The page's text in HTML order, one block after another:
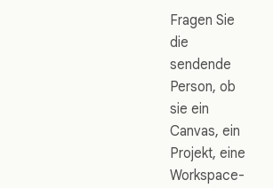
Fragen Sie
die
sendende
Person, ob
sie ein
Canvas, ein
Projekt, eine
Workspace-